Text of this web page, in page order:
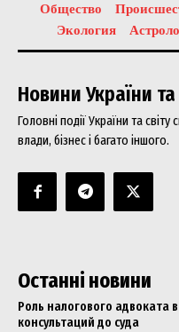
Общество
Экология
Новини України та
Головні події України та
влади, бізнес і багато іншого.
Останні новини
Роль налогового адвоката
консультаций до суда